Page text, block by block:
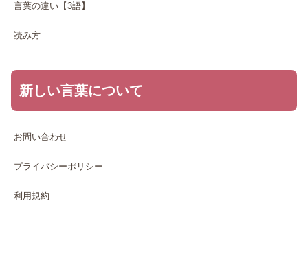
言葉の違い【3語】
読み方
新しい言葉について
お問い合わせ
プライバシーポリシー
利用規約